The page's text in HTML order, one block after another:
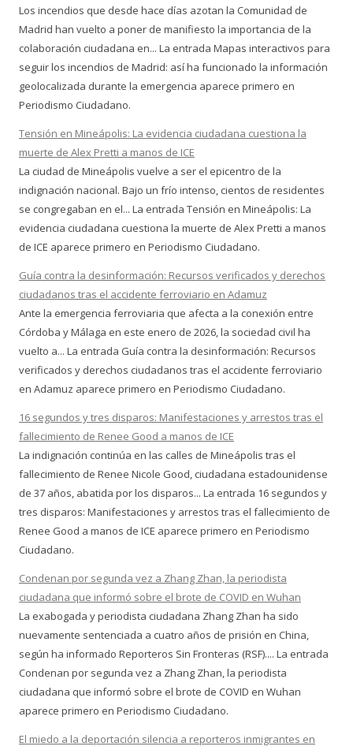
Los incendios que desde hace días azotan la Comunidad de
Madrid han vuelto a poner de manifiesto la importancia de la
colaboración ciudadana en... La entrada Mapas interactivos para
seguir los incendios de Madrid: así ha funcionado la información
geolocalizada durante la emergencia aparece primero en
Periodismo Ciudadano.
Tensión en Mineápolis: La evidencia ciudadana cuestiona la
muerte de Alex Pretti a manos de ICE
La ciudad de Mineápolis vuelve a ser el epicentro de la
indignación nacional. Bajo un frío intenso, cientos de residentes
se congregaban en el... La entrada Tensión en Mineápolis: La
evidencia ciudadana cuestiona la muerte de Alex Pretti a manos
de ICE aparece primero en Periodismo Ciudadano.
Guía contra la desinformación: Recursos verificados y derechos
ciudadanos tras el accidente ferroviario en Adamuz
Ante la emergencia ferroviaria que afecta a la conexión entre
Córdoba y Málaga en este enero de 2026, la sociedad civil ha
vuelto a... La entrada Guía contra la desinformación: Recursos
verificados y derechos ciudadanos tras el accidente ferroviario
en Adamuz aparece primero en Periodismo Ciudadano.
16 segundos y tres disparos: Manifestaciones y arrestos tras el
fallecimiento de Renee Good a manos de ICE
La indignación continúa en las calles de Mineápolis tras el
fallecimiento de Renee Nicole Good, ciudadana estadounidense
de 37 años, abatida por los disparos... La entrada 16 segundos y
tres disparos: Manifestaciones y arrestos tras el fallecimiento de
Renee Good a manos de ICE aparece primero en Periodismo
Ciudadano.
Condenan por segunda vez a Zhang Zhan, la periodista
ciudadana que informó sobre el brote de COVID en Wuhan
La exabogada y periodista ciudadana Zhang Zhan ha sido
nuevamente sentenciada a cuatro años de prisión en China,
según ha informado Reporteros Sin Fronteras (RSF).... La entrada
Condenan por segunda vez a Zhang Zhan, la periodista
ciudadana que informó sobre el brote de COVID en Wuhan
aparece primero en Periodismo Ciudadano.
El miedo a la deportación silencia a reporteros inmigrantes en